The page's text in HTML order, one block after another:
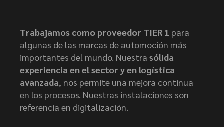
Trabajamos como proveedor TIER 1 para
algunas de las marcas de automoción más
importantes del mundo. Nuestra sólida
experiencia en el sector y en logística
avanzada , nos permite una mejora continua
en los procesos. Nuestras instalaciones son
referencia en digitalización.